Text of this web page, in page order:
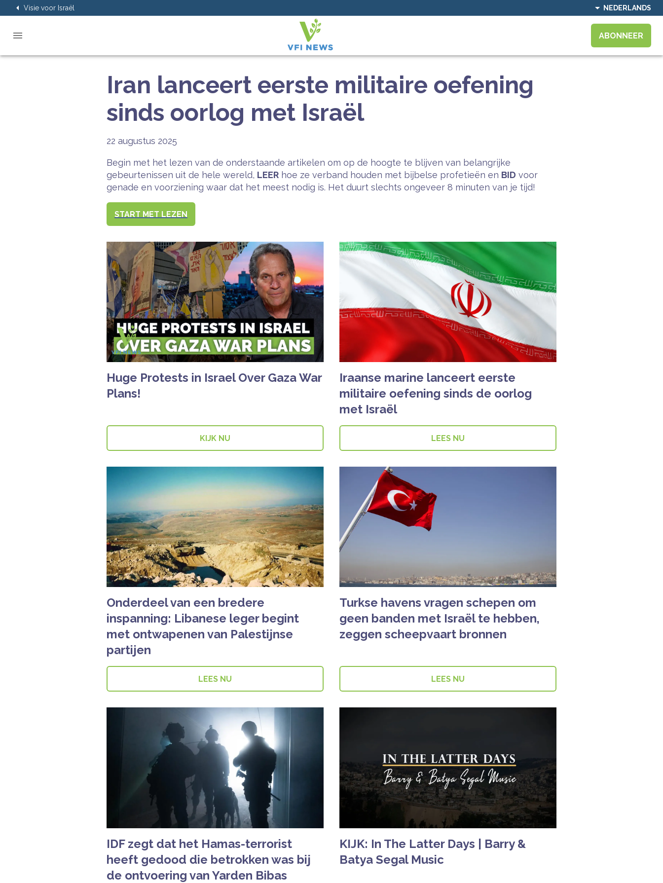
Visie voor Israël NEDERLANDS
ABONNEER
Iran lanceert eerste militaire oefening
sinds oorlog met Israël
22 augustus 2025
Begin met het lezen van de onderstaande artikelen om op de hoogte te blijven van belangrijke
gebeurtenissen uit de hele wereld, LEER hoe ze verband houden met bijbelse profetieën en BID voor
genade en voorziening waar dat het meest nodig is. Het duurt slechts ongeveer 8 minuten van je tijd!
START MET LEZEN
Huge Protests in Israel Over Gaza War
Plans!
KIJK NU
Iraanse marine lanceert eerste
militaire oefening sinds de oorlog
met Israël
LEES NU
Onderdeel van een bredere
inspanning: Libanese leger begint
met ontwapenen van Palestijnse
partijen
LEES NU
Turkse havens vragen schepen om
geen banden met Israël te hebben,
zeggen scheepvaart bronnen
LEES NU
IDF zegt dat het Hamas-terrorist
heeft gedood die betrokken was bij
de ontvoering van Yarden Bibas
KIJK: In The Latter Days | Barry &
Batya Segal Music